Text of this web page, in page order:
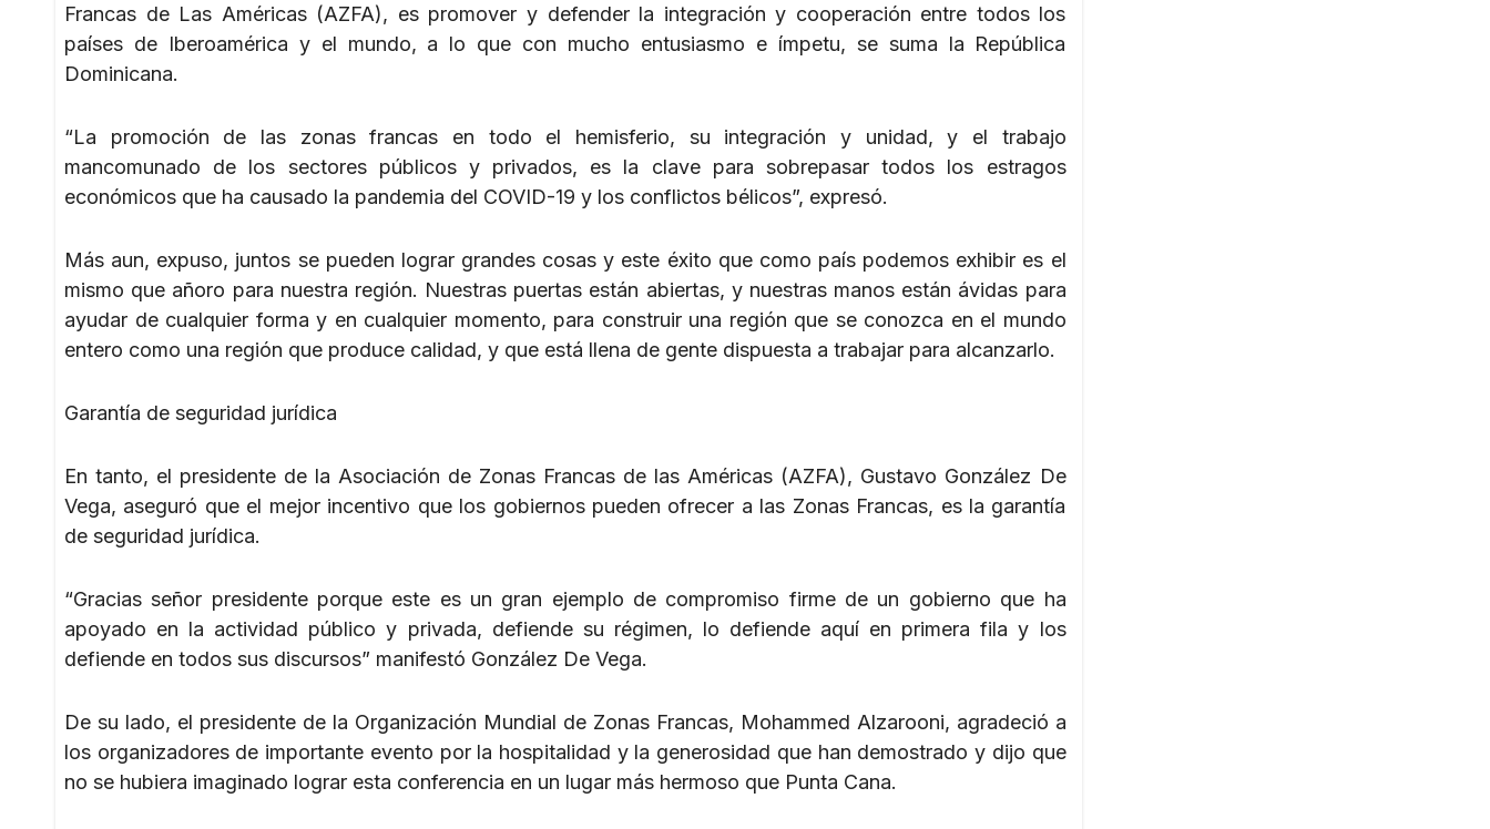
Francas de Las Américas (AZFA), es promover y defender la integración y cooperación entre todos los
países de Iberoamérica y el mundo, a lo que con mucho entusiasmo e ímpetu, se suma la República
Dominicana.
“La promoción de las zonas francas en todo el hemisferio, su integración y unidad, y el trabajo
mancomunado de los sectores públicos y privados, es la clave para sobrepasar todos los estragos
económicos que ha causado la pandemia del COVID-19 y los conflictos bélicos”, expresó.
Más aun, expuso, juntos se pueden lograr grandes cosas y este éxito que como país podemos exhibir es el
mismo que añoro para nuestra región. Nuestras puertas están abiertas, y nuestras manos están ávidas para
ayudar de cualquier forma y en cualquier momento, para construir una región que se conozca en el mundo
entero como una región que produce calidad, y que está llena de gente dispuesta a trabajar para alcanzarlo.
Garantía de seguridad jurídica
En tanto, el presidente de la Asociación de Zonas Francas de las Américas (AZFA), Gustavo González De
Vega, aseguró que el mejor incentivo que los gobiernos pueden ofrecer a las Zonas Francas, es la garantía
de seguridad jurídica.
“Gracias señor presidente porque este es un gran ejemplo de compromiso firme de un gobierno que ha
apoyado en la actividad público y privada, defiende su régimen, lo defiende aquí en primera fila y los
defiende en todos sus discursos” manifestó González De Vega.
De su lado, el presidente de la Organización Mundial de Zonas Francas, Mohammed Alzarooni, agradeció a
los organizadores de importante evento por la hospitalidad y la generosidad que han demostrado y dijo que
no se hubiera imaginado lograr esta conferencia en un lugar más hermoso que Punta Cana.